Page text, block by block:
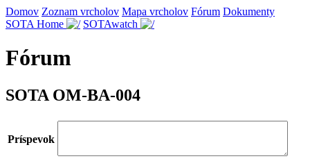
Domov Zoznam vrcholov Mapa vrcholov Fórum Dokumenty
SOTA Home
SOTAwatch
Fórum
SOTA OM-BA-004
Príspevok